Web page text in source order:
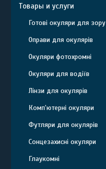
Товары и услуги
Готові окуляри для зору
Оправи для окулярів
Окуляри фотохромні
Окуляри для водіїв
Лінзи для окулярів
Комп'ютерні окуляри
Футляри для окулярів
Сонцезахисні окуляри
Глаукомні